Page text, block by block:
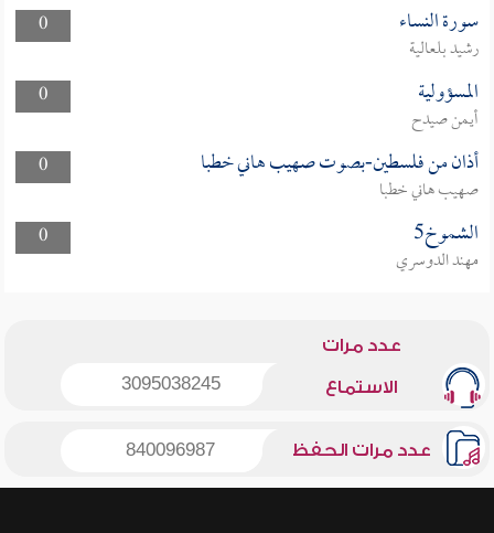
0
سورة النساء
رشيد بلعالية
0
المسؤولية
أيمن صيدح
0
أذان من فلسطين-بصوت صهيب هاني خطبا
صهيب هاني خطبا
0
الشموخ5
مهند الدوسري
عدد مرات
الاستماع 3095038245
عدد مرات الحفظ 840096987